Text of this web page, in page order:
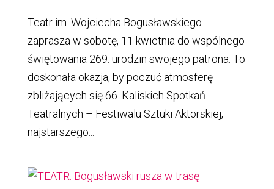
Teatr im. Wojciecha Bogusławskiego
zaprasza w sobotę, 11 kwietnia do wspólnego
świętowania 269. urodzin swojego patrona. To
doskonała okazja, by poczuć atmosferę
zbliżających się 66. Kaliskich Spotkań
Teatralnych – Festiwalu Sztuki Aktorskiej,
najstarszego...